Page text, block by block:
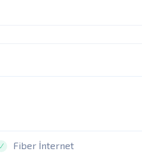
Fiber İnternet